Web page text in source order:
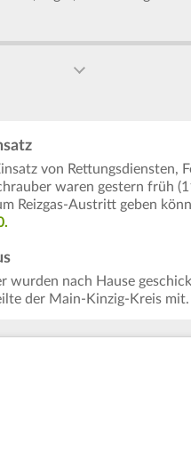
von Rettungsdiensten,
waren gestern früh
Reizgas-Austritt geben
wurden nach Hause
der Main-Kinzig-Kreis mit.